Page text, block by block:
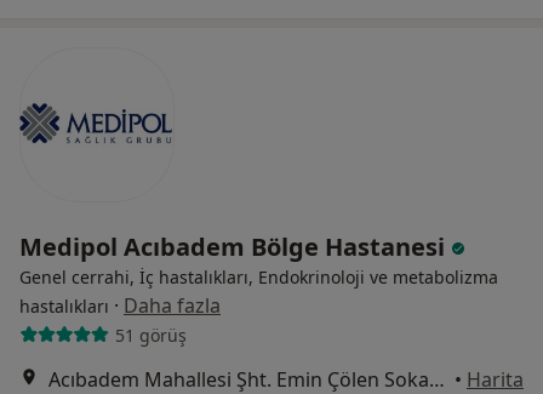
Medipol Acıbadem Bölge Hastanesi
Genel cerrahi, İç hastalıkları, Endokrinoloji ve metabolizma
hastalıkları · Daha fazla
51 görüş
Acıbadem Mahallesi Şht. Emin Çölen Sokağı No:4, Kadıköy • Harita